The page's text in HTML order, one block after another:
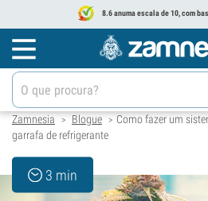
8.6 anuma escala de 10, com
Zamnesia > Blogue > Como fazer um
garrafa de refrigerante
3 min